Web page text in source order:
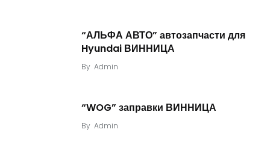
“АЛЬФА АВТО” автозапчасти для
Hyundai ВИННИЦА
By Admin
“WOG” заправки ВИННИЦА
By Admin